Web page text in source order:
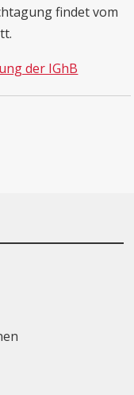
findet vom
der IGhB